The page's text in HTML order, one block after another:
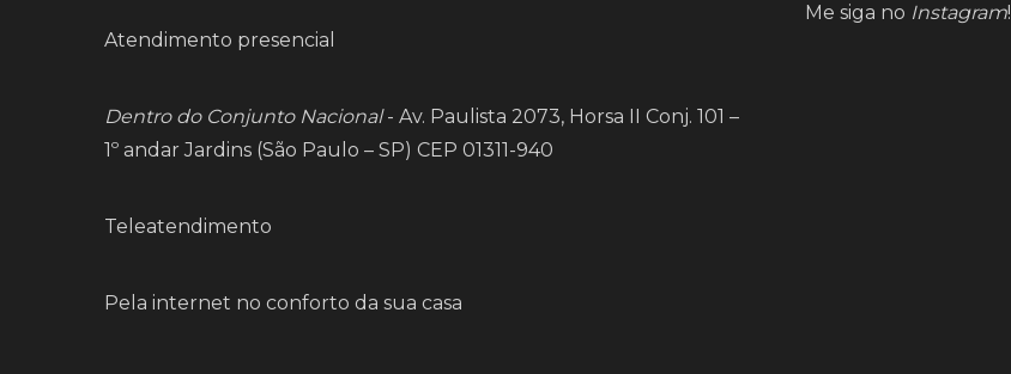
Atendimento presencial
Dentro do Conjunto Nacional- Av. Paulista 2073, Horsa II Conj. 101 –
1º andar Jardins (São Paulo – SP) CEP 01311-940
Teleatendimento
Pela internet no conforto da sua casa
Me siga no Instagram!